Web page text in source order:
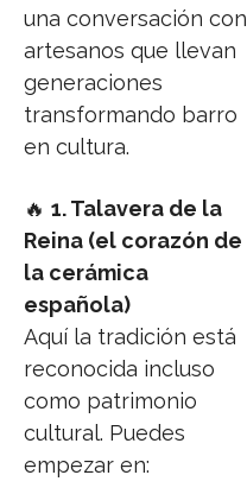
una conversación con
artesanos que llevan
generaciones
transformando barro
en cultura.
🔥 1. Talavera de la
Reina (el corazón de
la cerámica
española)
Aquí la tradición está
reconocida incluso
como patrimonio
cultural. Puedes
empezar en: